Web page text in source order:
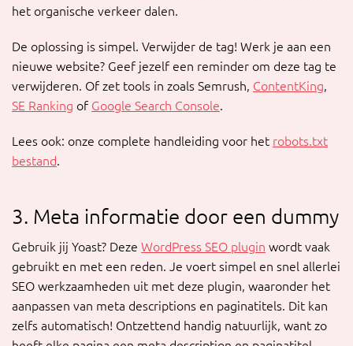
het organische verkeer dalen.
De oplossing is simpel. Verwijder de tag! Werk je aan een
nieuwe website? Geef jezelf een reminder om deze tag te
verwijderen. Of zet tools in zoals Semrush, ContentKing,
SE Ranking of Google Search Console.
Lees ook: onze complete handleiding voor het robots.txt
bestand.
3. Meta informatie door een dummy
Gebruik jij Yoast? Deze WordPress SEO plugin wordt vaak
gebruikt en met een reden. Je voert simpel en snel allerlei
SEO werkzaamheden uit met deze plugin, waaronder het
aanpassen van meta descriptions en paginatitels. Dit kan
zelfs automatisch! Ontzettend handig natuurlijk, want zo